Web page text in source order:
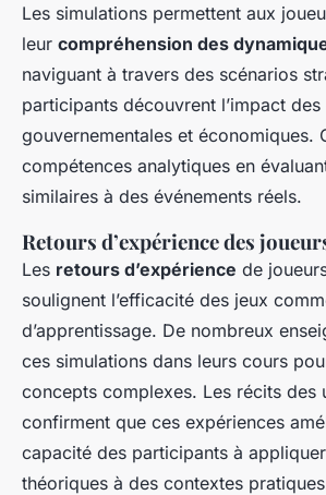
Les simulations permettent aux
leur compréhension des
naviguant à travers des scénarios
participants découvrent l’impact
gouvernementales et économiques.
compétences analytiques en
similaires à des événements réels.
Retours d’expérience des
Les retours d’expérience de
soulignent l’efficacité des jeux
d’apprentissage. De nombreux
ces simulations dans leurs cours
concepts complexes. Les récits des
confirment que ces expériences
capacité des participants à
théoriques à des contextes